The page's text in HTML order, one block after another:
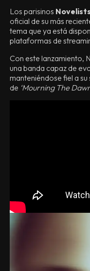
Los parisinos Novelists
oficial de su más
tema que ya está
plataformas de
Con este lanzamiento,
una banda capaz de
manteniéndose fiel a
de ‘Mourning The